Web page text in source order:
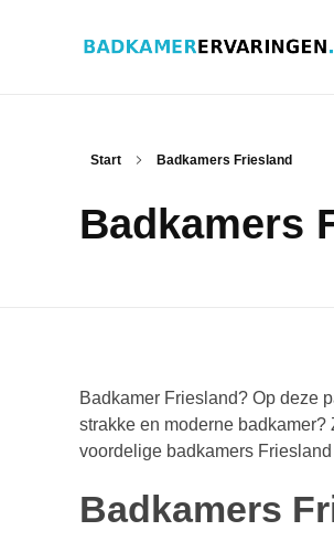
Start Badkamers Friesland
Badkamers
Badkamer Friesland? Op deze
strakke en moderne
voordelige badkamers
Badkamers